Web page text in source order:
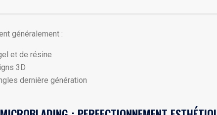
généralement :
et de résine
3D
dernière génération